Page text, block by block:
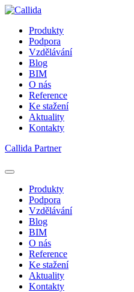
Produkty
Podpora
Vzdělávání
Blog
BIM
O nás
Reference
Ke stažení
Aktuality
Kontakty
Callida Partner
Produkty
Podpora
Vzdělávání
Blog
BIM
O nás
Reference
Ke stažení
Aktuality
Kontakty